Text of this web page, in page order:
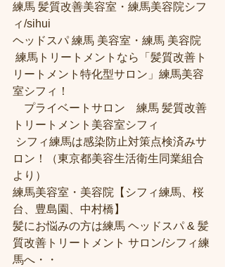
練馬 髪質改善美容室・練馬美容院シフ
ィ/sihui
ヘッドスパ 練馬 美容室・練馬 美容院
練馬トリートメントなら「髪質改善ト
リートメント特化型サロン」練馬美容
室シフィ！
プライベートサロン　練馬 髪質改善
トリートメント美容室シフィ
シフィ練馬は感染防止対策点検済みサ
ロン！（東京都美容生活衛生同業組合
より）
練馬美容室・美容院【シフィ練馬、桜
台、豊島園、中村橋】
髪にお悩みの方は練馬 ヘッドスパ & 髪
質改善トリートメント サロン/シフィ練
馬へ・・